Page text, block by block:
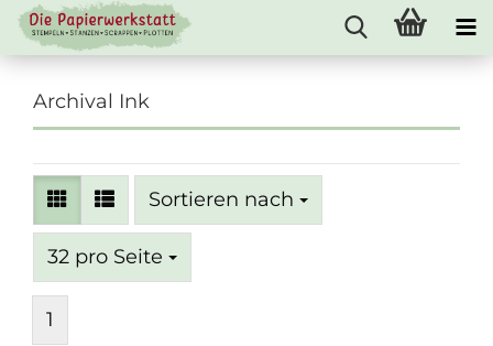
Archival Ink
Sortieren nach
Sortieren nach
32 pro Seite
pro Seite
1